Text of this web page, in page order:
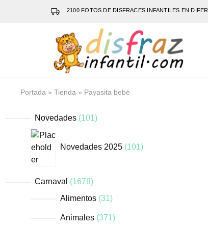
2100 FOTOS DE DISFRACES INFANTILES EN
Disfraz
Infantil
Disfraces
infantiles
que
hacen
la
Portada » Tienda » Payasita bebé
Novedades 101
Novedades 2025 101
Carnaval
1678
Alimentos 31
Animales 371